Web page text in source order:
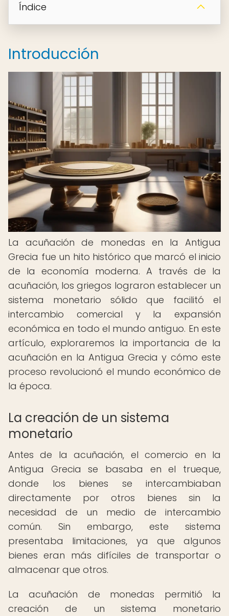
Índice
Introducción
La acuñación de monedas en la Antigua
Grecia fue un hito histórico que marcó el inicio
de la economía moderna. A través de la
acuñación, los griegos lograron establecer un
sistema monetario sólido que facilitó el
intercambio comercial y la expansión
económica en todo el mundo antiguo. En este
artículo, exploraremos la importancia de la
acuñación en la Antigua Grecia y cómo este
proceso revolucionó el mundo económico de
la época.
La creación de un sistema
monetario
Antes de la acuñación, el comercio en la
Antigua Grecia se basaba en el trueque,
donde los bienes se intercambiaban
directamente por otros bienes sin la
necesidad de un medio de intercambio
común. Sin embargo, este sistema
presentaba limitaciones, ya que algunos
bienes eran más difíciles de transportar o
almacenar que otros.
La acuñación de monedas permitió la
creación de un sistema monetario